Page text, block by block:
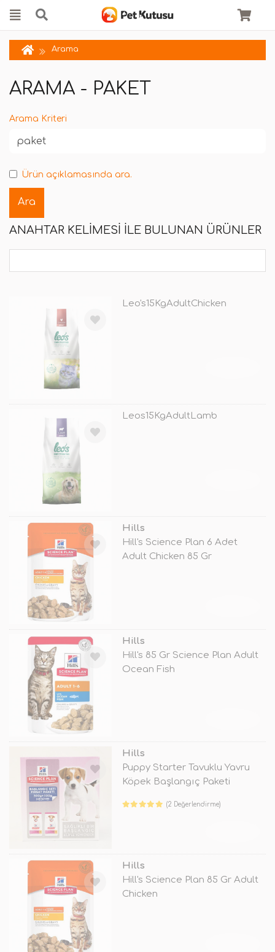
Arama
ARAMA - PAKET
Arama Kriteri
Ürün açıklamasında ara.
ANAHTAR KELIMESI ILE BULUNAN ÜRÜNLER
Leo's15KgAdultChicken
Leos15KgAdultLamb
Hills
Hill's Science Plan 6 Adet
Adult Chicken 85 Gr
Hills
Hill's 85 Gr Science Plan Adult
Ocean Fish
Hills
Puppy Starter Tavuklu Yavru
Köpek Başlangıç Paketi
(2 Değerlendirme)
Hills
Hill's Science Plan 85 Gr Adult
Chicken